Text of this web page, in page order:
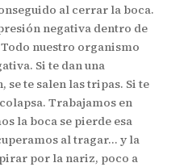
al cerrar la boca.
negativa dentro de
nuestro organismo
Si te dan una
se te salen las tripas. Si te
Trabajamos en
la boca se pierde esa
al tragar… y la
por la nariz, poco a